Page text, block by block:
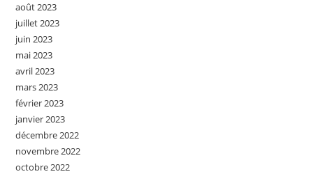
août 2023
juillet 2023
juin 2023
mai 2023
avril 2023
mars 2023
février 2023
janvier 2023
décembre 2022
novembre 2022
octobre 2022